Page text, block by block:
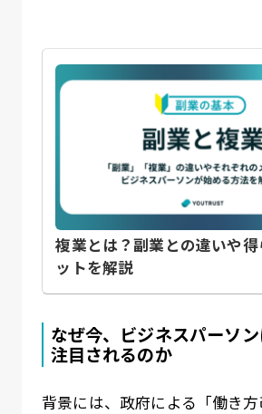
複業とは？副業との違いや得
ットを解説
なぜ今、ビジネスパーソ
注目されるのか
背景には、政府による「働き